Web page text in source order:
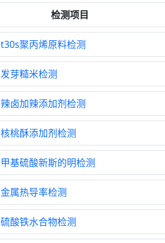
检测项目
t30s聚丙烯原料检测
发芽糙米检测
辣卤加辣添加剂检测
核桃酥添加剂检测
甲基硫酸新斯的明检测
金属热导率检测
硫酸铁水合物检测